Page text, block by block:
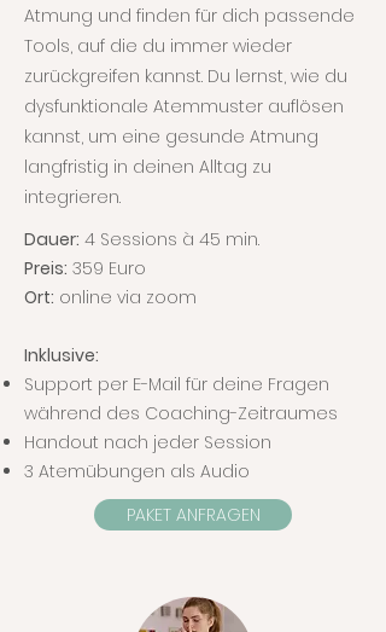
Atmung und finden für dich passende
Tools, auf die du immer wieder
zurückgreifen kannst. Du lernst, wie du
dysfunktionale Atemmuster auflösen
kannst, um eine gesunde Atmung
langfristig in deinen Alltag zu
integrieren.
Dauer: 4 Sessions à 45 min.
Preis: 359 Euro
Ort: online via zoom
Inklusive:
Support per E-Mail für deine Fragen
während des Coaching-Zeitraumes
Handout nach jeder Session
3 Atemübungen als Audio
PAKET ANFRAGEN